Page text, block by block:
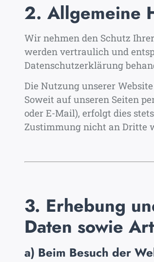
2. Allgemeine
Wir nehmen den Schutz
werden vertraulich und
Datenschutzerklärung
Die Nutzung unserer
Soweit auf unseren Seiten
oder E-Mail), erfolgt dies
Zustimmung nicht an Dritte
3. Erhebung
Daten sowie
a) Beim Besuch der